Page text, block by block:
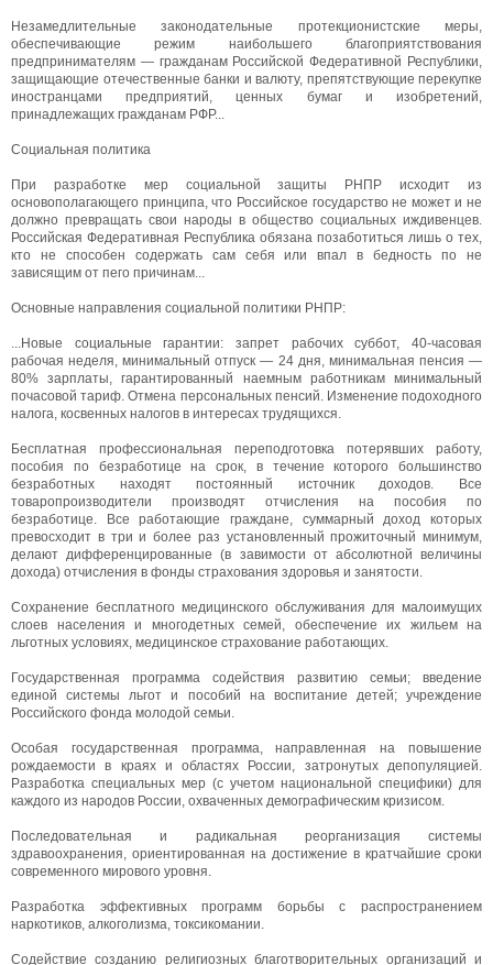
Незамедлительные законодательные протекционистские меры,
обеспечивающие режим наибольшего благоприятствования
предпринимателям — гражданам Российской Федеративной Республики,
защищающие отечественные банки и валюту, препятствующие перекупке
иностранцами предприятий, ценных бумаг и изобретений,
принадлежащих гражданам РФР...
Социальная политика
При разработке мер социальной защиты РНПР исходит из
основополагающего принципа, что Российское государство не может и не
должно превращать свои народы в общество социальных иждивенцев.
Российская Федеративная Республика обязана позаботиться лишь о тех,
кто не способен содержать сам себя или впал в бедность по не
зависящим от пего причинам...
Основные направления социальной политики РНПР:
...Новые социальные гарантии: запрет рабочих суббот, 40-часовая
рабочая неделя, минимальный отпуск — 24 дня, минимальная пенсия —
80% зарплаты, гарантированный наемным работникам минимальный
почасовой тариф. Отмена персональных пенсий. Изменение подоходного
налога, косвенных налогов в интересах трудящихся.
Бесплатная профессиональная переподготовка потерявших работу,
пособия по безработице на срок, в течение которого большинство
безработных находят постоянный источник доходов. Все
товаропроизводители производят отчисления на пособия по
безработице. Все работающие граждане, суммарный доход которых
превосходит в три и более раз установленный прожиточный минимум,
делают дифференцированные (в завимости от абсолютной величины
дохода) отчисления в фонды страхования здоровья и занятости.
Сохранение бесплатного медицинского обслуживания для малоимущих
слоев населения и многодетных семей, обеспечение их жильем на
льготных условиях, медицинское страхование работающих.
Государственная программа содействия развитию семьи; введение
единой системы льгот и пособий на воспитание детей; учреждение
Российского фонда молодой семьи.
Особая государственная программа, направленная на повышение
рождаемости в краях и областях России, затронутых депопуляцией.
Разработка специальных мер (с учетом национальной специфики) для
каждого из народов России, охваченных демографическим кризисом.
Последовательная и радикальная реорганизация системы
здравоохранения, ориентированная на достижение в кратчайшие сроки
современного мирового уровня.
Разработка эффективных программ борьбы с распространением
наркотиков, алкоголизма, токсикомании.
Содействие созданию религиозных благотворительных организаций и